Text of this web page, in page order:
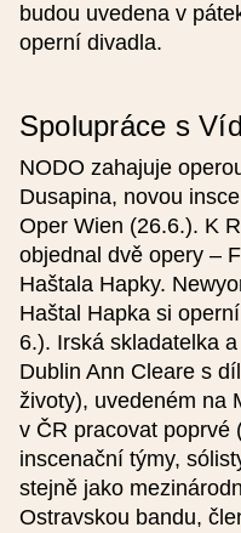
budou uvedena v
operní divadla.
Spolupráce s
NODO zahajuje
Dusapina, novou
Oper Wien (26.6.). K
objednal dvě opery –
Haštala Hapky.
Haštal Hapka si
6.). Irská skladatelka
Dublin Ann Cleare s
životy), uvedeném na
v ČR pracovat poprvé
inscenační týmy,
stejně jako
Ostravskou bandu,
Typ události
Jde o akci
Smetana200
Webová stránka
Webová stránka
Popis (50-230